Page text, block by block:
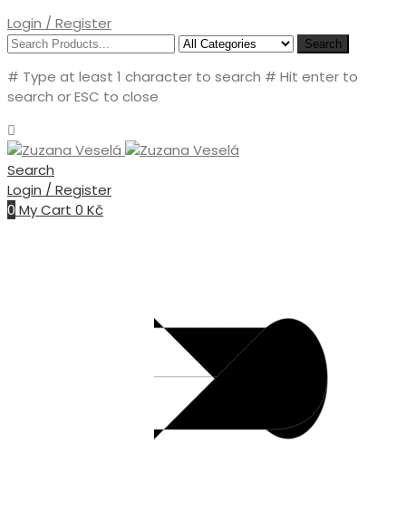
Login / Register
Search
# Type at least 1 character to search # Hit enter to
search or ESC to close
Search
Login / Register
0 My Cart 0 Kč